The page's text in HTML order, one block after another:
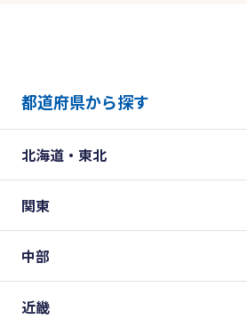
都道府県から探す
北海道・東北
関東
中部
近畿